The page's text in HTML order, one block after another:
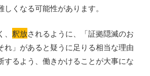
くなる可能性があります。
、釈放されるように、「証拠隠滅のお
れ」があると疑うに足りる相当な理由
するよう、働きかけることが大事にな